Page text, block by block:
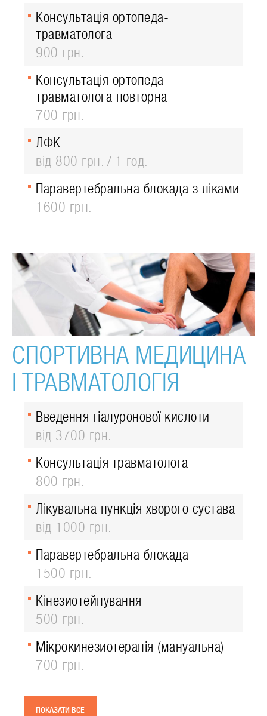
Консультація ортопеда-
травматолога
900 грн.
Консультація ортопеда-
травматолога повторна
700 грн.
ЛФК
від 800 грн.
1 год.
Паравертебральна блокада з ліками
1600 грн.
СПОРТИВНА МЕДИЦИНА
І ТРАВМАТОЛОГІЯ
Введення гіалуронової кислоти
від 3700 грн.
Консультація травматолога
800 грн.
Лікувальна пункція хворого сустава
від 1000 грн.
Паравертебральна блокада
1500 грн.
Кінезиотейпування
500 грн.
Мікрокинезиотерапія (мануальна)
700 грн.
ПОКАЗАТИ ВСЕ